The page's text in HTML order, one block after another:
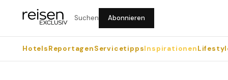
Suchen Abonnieren
HotelsReportagenServicetippsInspirationen